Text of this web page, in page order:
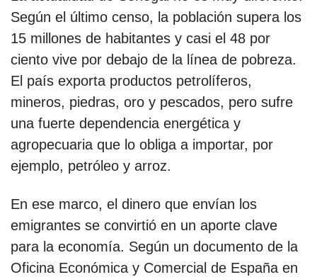
Según el último censo, la población supera los
15 millones de habitantes y casi el 48 por
ciento vive por debajo de la línea de pobreza.
El país exporta productos petrolíferos,
mineros, piedras, oro y pescados, pero sufre
una fuerte dependencia energética y
agropecuaria que lo obliga a importar, por
ejemplo, petróleo y arroz.
En ese marco, el dinero que envían los
emigrantes se convirtió en un aporte clave
para la economía. Según un documento de la
Oficina Económica y Comercial de España en